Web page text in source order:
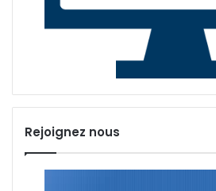
Rejoignez nous